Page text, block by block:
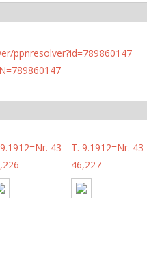
ppnresolver?id=789860147
43- T. 9.1912=Nr. 43-
46,227